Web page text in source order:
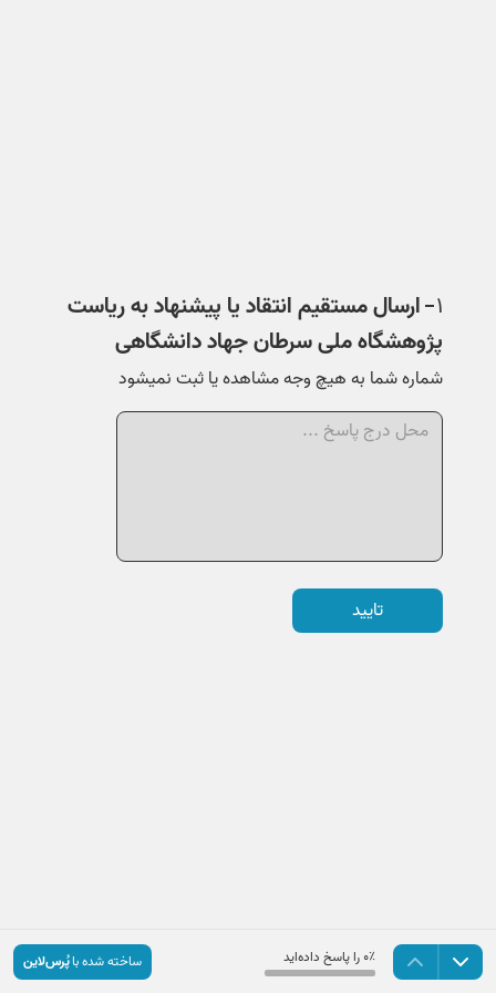
۱ ارسال مستقیم انتقاد یا پیشنهاد به ریاست
پژوهشگاه ملی سرطان جهاد دانشگاهیارسال
شماره شما به هیچ وجه مشاهده یا ثبت نمیشود
شماره شما به هیچ وجه مشاهده یا ثبت نمیشود
تایید
۰٪ را پاسخ داده‌اید ساخته شده باپُرس‌لاین